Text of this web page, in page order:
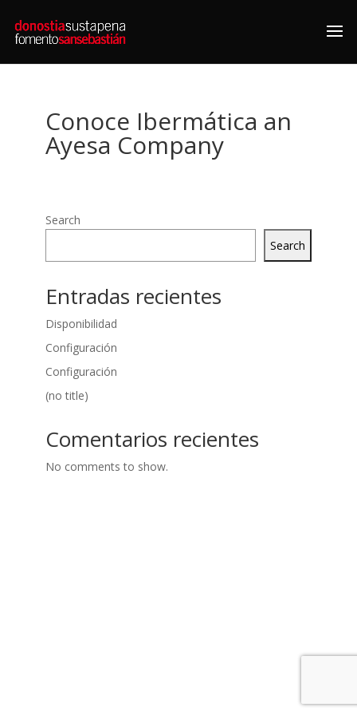
Conoce Ibermática an
Ayesa Company
Search
Search
Entradas recientes
Disponibilidad
Configuración
Configuración
(no title)
Comentarios recientes
No comments to show.